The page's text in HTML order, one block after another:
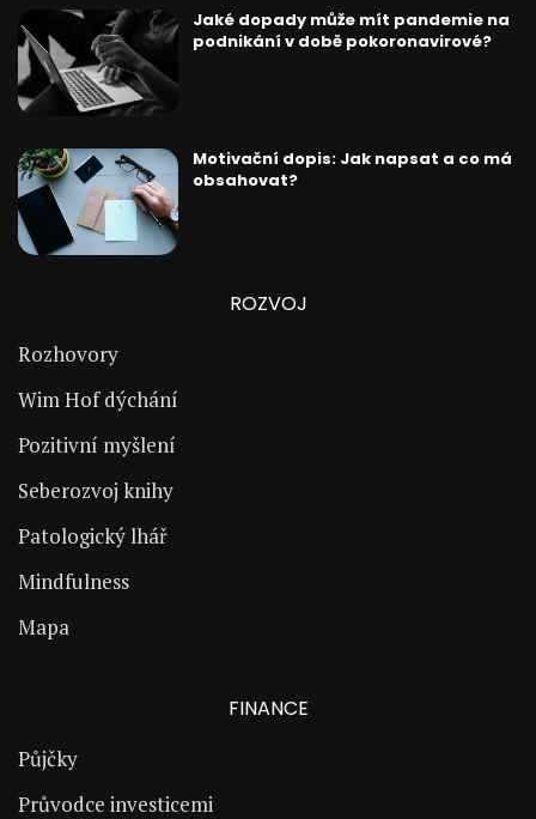
Jaké dopady může mít pandemie na
podnikání v době pokoronavirové?
Motivační dopis: Jak napsat a co má
obsahovat?
ROZVOJ
Rozhovory
Wim Hof dýchání
Pozitivní myšlení
Seberozvoj knihy
Patologický lhář
Mindfulness
Mapa
FINANCE
Půjčky
Průvodce investicemi